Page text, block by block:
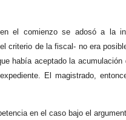
el comienzo se adosó a la
criterio de la fiscal- no era
había aceptado la
El magistrado,
en el caso bajo el